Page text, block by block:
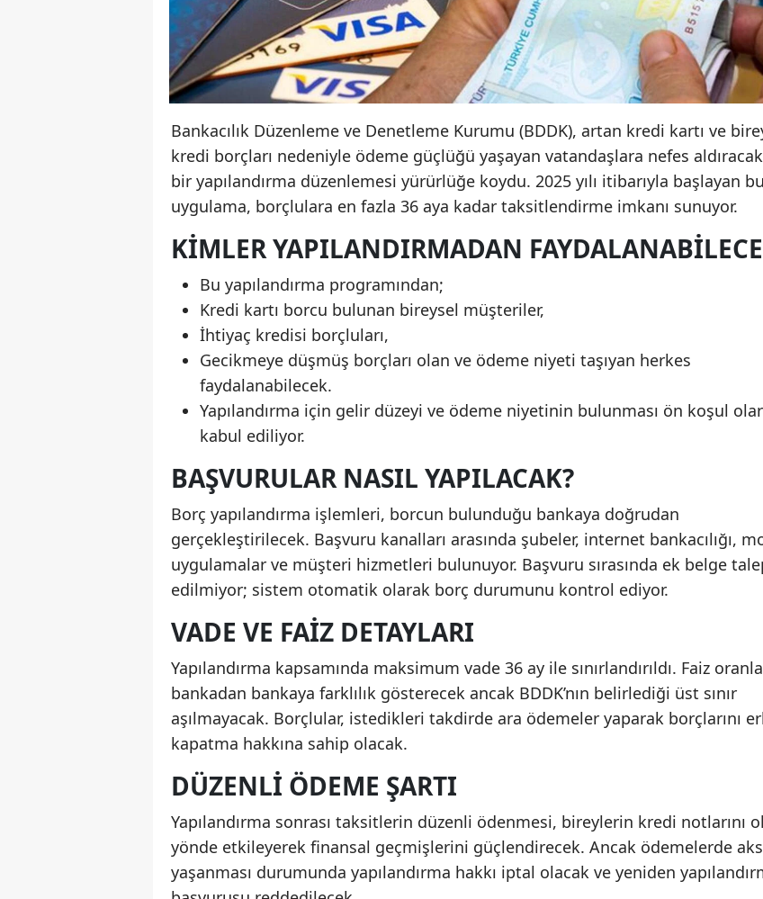
Bankacılık Düzenleme ve Denetleme Kurumu (BDDK), artan kredi kartı ve
kredi borçları nedeniyle ödeme güçlüğü yaşayan vatandaşlara nefes
bir yapılandırma düzenlemesi yürürlüğe koydu. 2025 yılı itibarıyla başlayan bu
uygulama, borçlulara en fazla 36 aya kadar taksitlendirme imkanı sunuyor.
KIMLER YAPILANDIRMADAN
Bu yapılandırma programından;
Kredi kartı borcu bulunan bireysel müşteriler,
İhtiyaç kredisi borçluları,
Gecikmeye düşmüş borçları olan ve ödeme niyeti taşıyan herkes
faydalanabilecek.
Yapılandırma için gelir düzeyi ve ödeme niyetinin bulunması ön koşul
kabul ediliyor.
BAŞVURULAR NASIL YAPILACAK?
Borç yapılandırma işlemleri, borcun bulunduğu bankaya doğrudan
gerçekleştirilecek. Başvuru kanalları arasında şubeler, internet bankacılığı,
uygulamalar ve müşteri hizmetleri bulunuyor. Başvuru sırasında ek belge
edilmiyor; sistem otomatik olarak borç durumunu kontrol ediyor.
VADE VE FAIZ DETAYLARI
Yapılandırma kapsamında maksimum vade 36 ay ile sınırlandırıldı. Faiz
bankadan bankaya farklılık gösterecek ancak BDDK’nın belirlediği üst sınır
aşılmayacak. Borçlular, istedikleri takdirde ara ödemeler yaparak borçlarını
kapatma hakkına sahip olacak.
DÜZENLI ÖDEME ŞARTI
Yapılandırma sonrası taksitlerin düzenli ödenmesi, bireylerin kredi notlarını
yönde etkileyerek finansal geçmişlerini güçlendirecek. Ancak ödemelerde
yaşanması durumunda yapılandırma hakkı iptal olacak ve yeniden